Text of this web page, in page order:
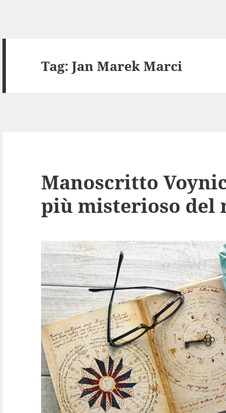
Tag:Jan Marek Marci
Manoscritto
più misterioso del